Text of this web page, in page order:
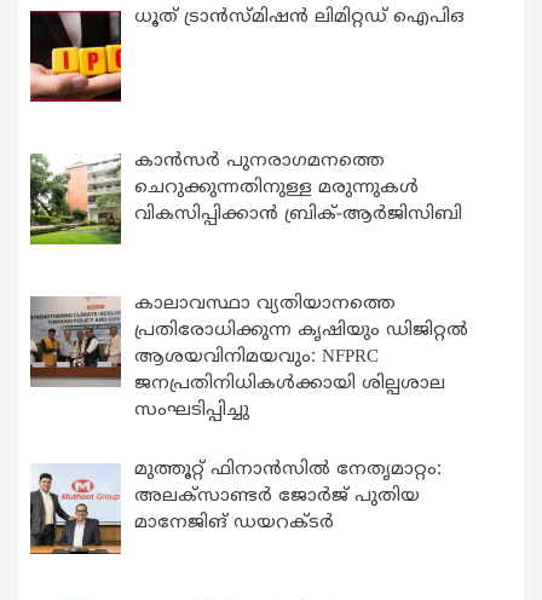
ധൂത് ട്രാൻസ്മിഷൻ ലിമിറ്റഡ് ഐപിഒ
കാന്‍സര്‍ പുനരാഗമനത്തെ
ചെറുക്കുന്നതിനുള്ള മരുന്നുകള്‍
വികസിപ്പിക്കാന്‍ ബ്രിക്-ആര്‍ജിസിബി
കാലാവസ്ഥാ വ്യതിയാനത്തെ
പ്രതിരോധിക്കുന്ന കൃഷിയും ഡിജിറ്റൽ
ആശയവിനിമയവും: NFPRC
ജനപ്രതിനിധികൾക്കായി ശില്പശാല
സംഘടിപ്പിച്ചു
മുത്തൂറ്റ് ഫിനാൻസിൽ നേതൃമാറ്റം:
അലക്സാണ്ടർ ജോർജ് പുതിയ
മാനേജിങ് ഡയറക്ടർ